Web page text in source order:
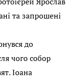
та запрошені
до
чого собор
Іоана